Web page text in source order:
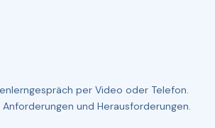
per Video oder Telefon.
und Herausforderungen.